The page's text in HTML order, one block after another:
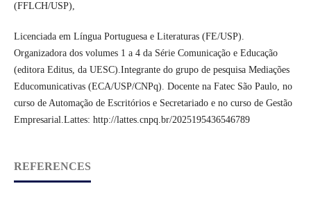
(FFLCH/USP),
Licenciada em Língua Portuguesa e Literaturas (FE/USP).
Organizadora dos volumes 1 a 4 da Série Comunicação e Educação
(editora Editus, da UESC).Integrante do grupo de pesquisa Mediações
Educomunicativas (ECA/USP/CNPq). Docente na Fatec São Paulo, no
curso de Automação de Escritórios e Secretariado e no curso de Gestão
Empresarial.Lattes: http://lattes.cnpq.br/2025195436546789
REFERENCES